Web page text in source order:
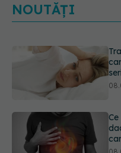
NOUTĂȚI